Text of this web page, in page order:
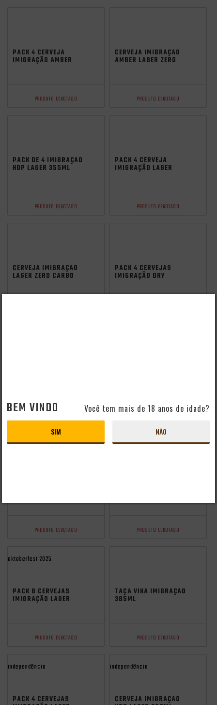
PACK 4 CERVEJA
IMIGRAÇÃO AMBER
PRODUTO ESGOTADO
CERVEJA IMIGRAÇÃO
AMBER LAGER ZERO
PRODUTO ESGOTADO
PACK DE 4 IMIGRAÇÃO
HOP LAGER 355ML
PRODUTO ESGOTADO
PACK 4 CERVEJA
IMIGRAÇÃO LAGER
PRODUTO ESGOTADO
CERVEJA IMIGRAÇÃO
LAGER ZERO CARBO
PACK 4 CERVEJAS
IMIGRAÇÃO DRY
PRODUTO ESGOTADO
PRODUTO ESGOTADO PRODUTO ESGOTADO
oktoberfest 2025
PACK 8 CERVEJAS
IMIGRAÇÃO LAGER
PRODUTO ESGOTADO
TAÇA VIKA IMIGRAÇÃO
385ML
PRODUTO ESGOTADO
independência
PACK 4 CERVEJAS
independência
CERVEJA IMIGRAÇÃO
BEM VINDO Você tem mais de 18 anos de idade?
SIM NÃO